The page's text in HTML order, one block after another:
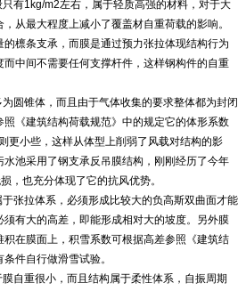
只有1kg/m2左右，属于轻质高强的材料，对于大
从最大程度上减小了覆盖材自重荷载的影响。
檩条支承，而膜是通过预力张拉体现结构行为
中间不需要任何支撑杆件，这样钢构件的自重
为圆锥体，而且由于气体收集的要求整体都为封闭
《建筑结构荷载规范》中的规定它的体形系数
更小些，这样从体型上削弱了风载对结构的影
池采用了钢支承反吊膜结构，刚刚经历了今年
，也充分体现了它的抗风优势。
于张拉体系，必须形成比较大的负高斯双曲面才能
有大的高差，即能形成相对大的坡度。另外膜
在膜面上，积雪系数可根据高差参照《建筑结
件自行做滑雪试验。
膜自重很小，而且结构属于柔性体系，自振周期